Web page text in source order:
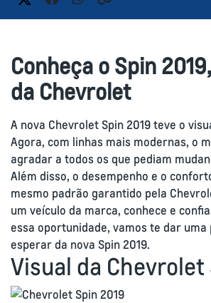
Conheça o Spin
da Chevrolet
A nova Chevrolet Spin 2019 teve o
Agora, com linhas mais modernas, o
agradar a todos os que pediam
Além disso, o desempenho e o
mesmo padrão garantido pela
um veículo da marca, conhece e
essa oportunidade, vamos te dar uma
esperar da nova Spin 2019.
Visual da Chevrolet